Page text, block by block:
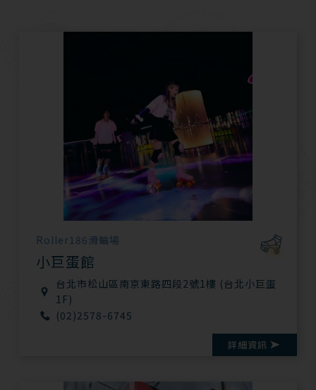
Roller186滑輪場
小巨蛋館
台北市松山區南京東路四段2號1樓 (台北小巨蛋
1F)
(02)2578-6745
詳細資訊